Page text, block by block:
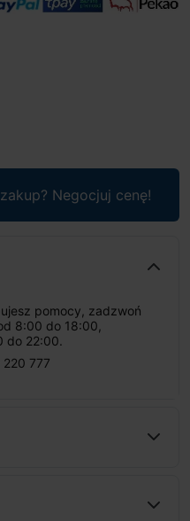
Negocjuj cenę!
pomocy, zadzwoń
8:00 do 18:00,
do 22:00.
777